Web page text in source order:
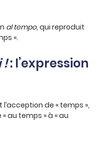
al tempo, qui reproduit
».
!: l’expression
l’acception de « temps »,
au temps » à « au